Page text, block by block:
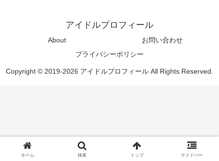
アイドルプロフィール
About
お問い合わせ
プライバシーポリシー
Copyright © 2019-2026 アイドルプロフィール All Rights Reserved.
ホーム 検索 トップ サイドバー